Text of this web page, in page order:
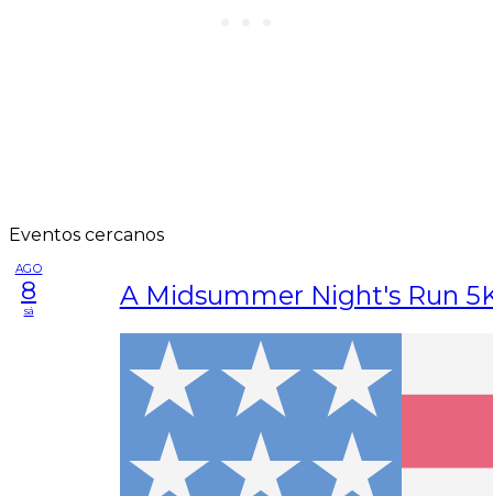
Eventos cercanos
AGO
8
sá A Midsummer Night's Run